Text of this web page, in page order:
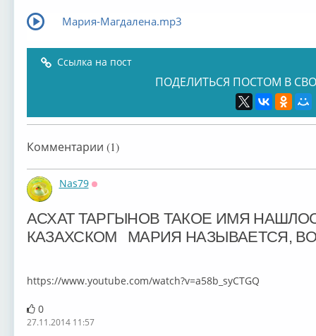
Мария-Магдалена.mp3
Ссылка на пост
ПОДЕЛИТЬСЯ ПОСТОМ В
Комментарии (1)
Nas79
АСХАТ ТАРГЫНОВ ТАКОЕ ИМЯ
КАЗАХСКОМ
МАРИЯ НАЗЫВАЕТСЯ,
https://www.youtube.com/watch?v=a58b_syCTGQ
0
27.11.2014 11:57